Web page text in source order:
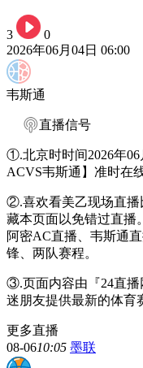
3
0
2026年06月04日 06:00
韦斯通
直播信号
①.北京时时间2026年06
ACVS韦斯通】准时在
②.喜欢看美乙现场直播
藏本页面以免错过直播
阿密AC直播、韦斯通
锋、两队赛程。
③.页面内容由『24直播
迷朋友提供最新的体育
更多直播
08-0610:05 墨联